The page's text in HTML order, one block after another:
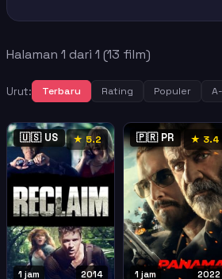
Halaman 1 dari 1 (13 film)
Urut: Terbaru Rating Populer
🇺🇸 US ★ 5.2
2014
1 jam
🇵🇷 PR ★ 3.4
2022
1 jam